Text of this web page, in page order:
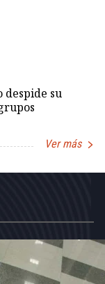
despide su
Ver más